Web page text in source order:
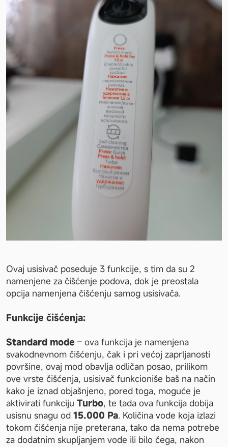
Ovaj usisivač poseduje 3 funkcije, s tim da su 2
namenjene za čišćenje podova, dok je preostala
opcija namenjena čišćenju samog usisivača.
Funkcije čišćenja:
Standard mode – ova funkcija je namenjena
svakodnevnom čišćenju, čak i pri većoj zaprljanosti
površine, ovaj mod obavlja odličan posao, prilikom
ove vrste čišćenja, usisivač funkcioniše baš na način
kako je iznad objašnjeno, pored toga, moguće je
aktivirati funkciju Turbo, te tada ova funkcija dobija
usisnu snagu od 15.000 Pa. Količina vode koja izlazi
tokom čišćenja nije preterana, tako da nema potrebe
za dodatnim skupljanjem vode ili bilo čega, nakon